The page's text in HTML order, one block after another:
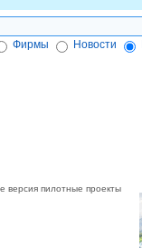
Фирмы Новости
версия пилотные проекты